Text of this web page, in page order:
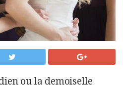
ou la demoiselle